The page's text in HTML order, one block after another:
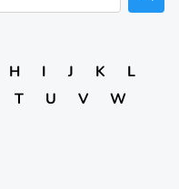
H I J K
L
T U V
W